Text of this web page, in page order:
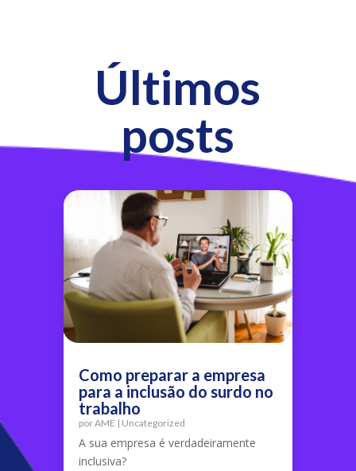
Últimos
posts
Como preparar a empresa
para a inclusão do surdo no
trabalho
porAME | Uncategorized
A sua empresa é verdadeiramente
inclusiva?